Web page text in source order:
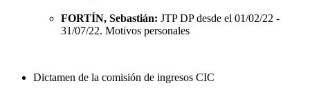
FORTÍN, Sebastián: JTP DP desde el 01/02/22 -
31/07/22. Motivos personales
Dictamen de la comisión de ingresos CIC